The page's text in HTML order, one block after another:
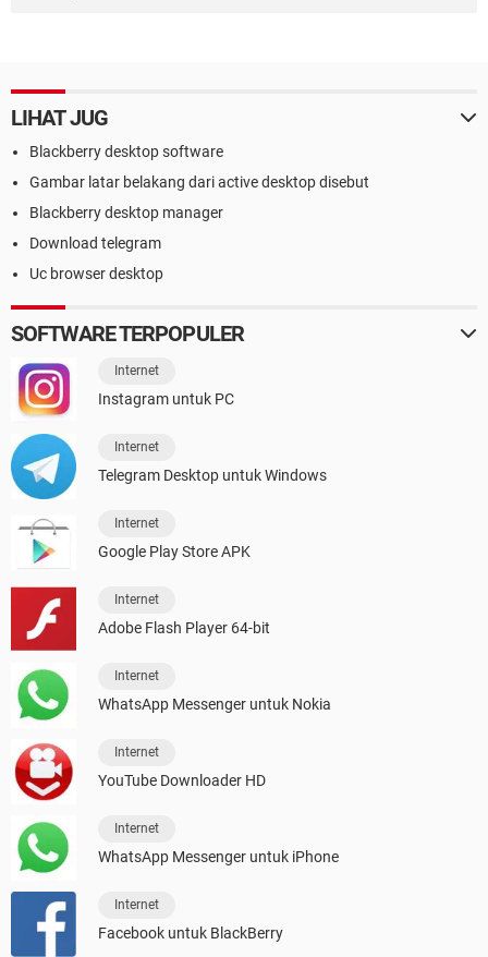
LIHAT JUG
Blackberry desktop software
Gambar latar belakang dari active desktop disebut
Blackberry desktop manager
Download telegram
Uc browser desktop
SOFTWARE TERPOPULER
Internet
Instagram untuk PC
Internet
Telegram Desktop untuk Windows
Internet
Google Play Store APK
Internet
Adobe Flash Player 64-bit
Internet
WhatsApp Messenger untuk Nokia
Internet
YouTube Downloader HD
Internet
WhatsApp Messenger untuk iPhone
Internet
Facebook untuk BlackBerry